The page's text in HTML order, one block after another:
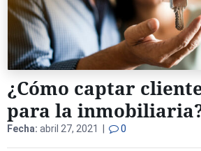
¿Cómo captar
para la
Fecha: abril 27, 2021 | 0